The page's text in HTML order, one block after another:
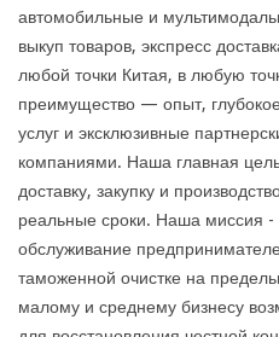
автомобильные и
выкуп товаров, экспресс
любой точки Китая, в любую
преимущество — опыт,
услуг и эксклюзивные
компаниями. Наша главная
доставку, закупку и
реальные сроки. Наша миссия -
обслуживание
таможенной очистке на
малому и среднему бизнесу